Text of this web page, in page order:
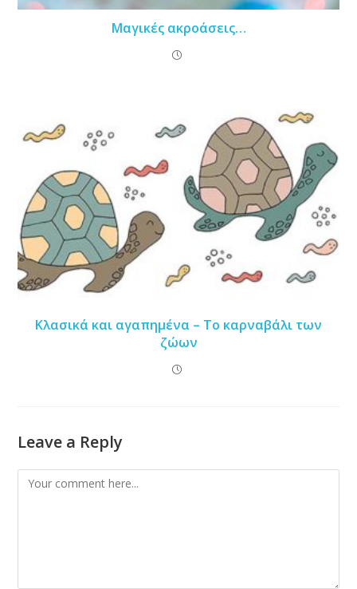
Μαγικές ακροάσεις…
Κλασικά και αγαπημένα – Το καρναβάλι των
ζώων
Leave a Reply
Comment